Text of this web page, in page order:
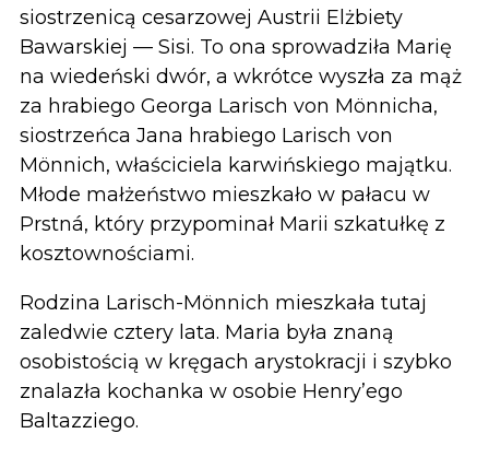
siostrzenicą cesarzowej Austrii Elżbiety
Bawarskiej — Sisi. To ona sprowadziła Marię
na wiedeński dwór, a wkrótce wyszła za mąż
za hrabiego Georga Larisch von Mönnicha,
siostrzeńca Jana hrabiego Larisch von
Mönnich, właściciela karwińskiego majątku.
Młode małżeństwo mieszkało w pałacu w
Prstná, który przypominał Marii szkatułkę z
kosztownościami.
Rodzina Larisch-Mönnich mieszkała tutaj
zaledwie cztery lata. Maria była znaną
osobistością w kręgach arystokracji i szybko
znalazła kochanka w osobie Henry’ego
Baltazziego.